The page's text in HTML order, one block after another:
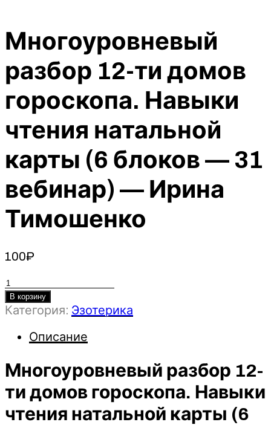
Многоуровневый
разбор 12-ти домов
гороскопа. Навыки
чтения натальной
карты (6 блоков — 31
вебинар) — Ирина
Тимошенко
100₽
Количество
товара
Многоуровневый
12-
домов
гороскопа.
Навыки
чтения
В корзину
Категория: Эзотерика
Описание
Многоуровневый разбор 12-
ти домов гороскопа. Навыки
чтения натальной карты (6